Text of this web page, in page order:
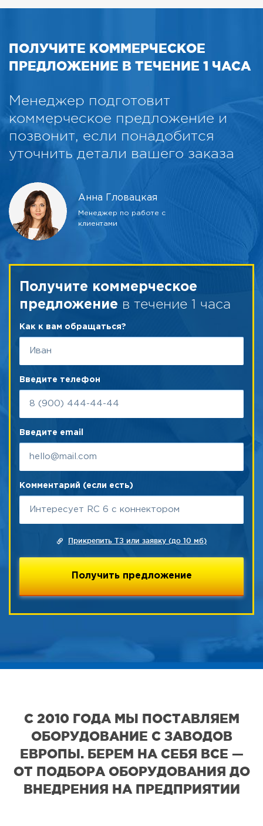
ПОЛУЧИТЕ КОММЕРЧЕСКОЕ
ПРЕДЛОЖЕНИЕ В ТЕЧЕНИЕ 1 ЧАСА
Менеджер подготовит
коммерческое предложение и
позвонит, если понадобится
уточнить детали вашего заказа
Анна Гловацкая
Менеджер по работе с
клиентами
Получите коммерческое
предложение в течение 1 часа
Как к вам обращаться?
Введите телефон
Введите email
Комментарий (если есть)
Прикрепить ТЗ или заявку (до 10 мб)
С 2010 ГОДА МЫ ПОСТАВЛЯЕМ
ОБОРУДОВАНИЕ С ЗАВОДОВ
ЕВРОПЫ. БЕРЕМ НА СЕБЯ ВСЕ —
ОТ ПОДБОРА ОБОРУДОВАНИЯ ДО
ВНЕДРЕНИЯ НА ПРЕДПРИЯТИИ